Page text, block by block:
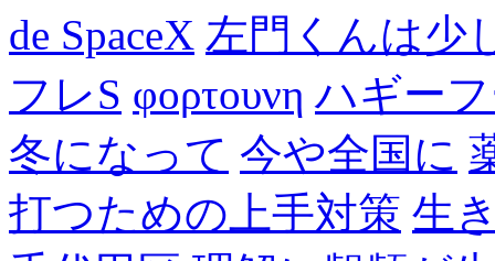
de SpaceX 左門くんは少
フレS φορτουνη ハギー
冬になって 今や全国に
打つための上手対策 生